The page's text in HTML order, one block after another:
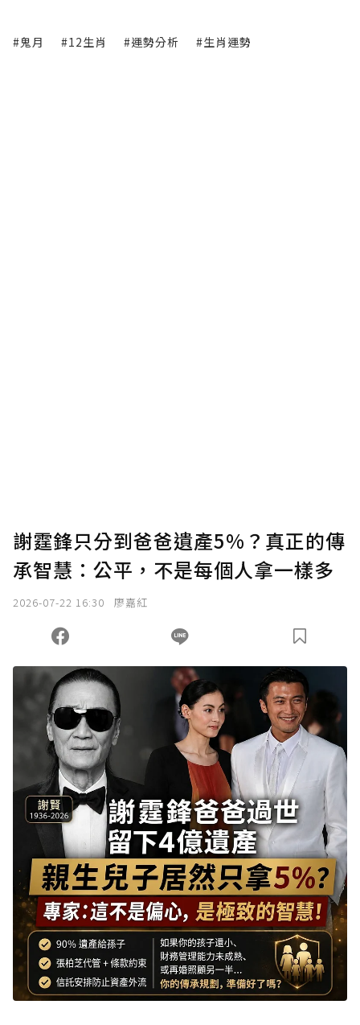
#鬼月 #12生肖 #運勢分析 #生肖運勢
謝霆鋒只分到爸爸遺產5%？真正的傳
承智慧：公平，不是每個人拿一樣多
2026-07-22 16:30 廖嘉紅